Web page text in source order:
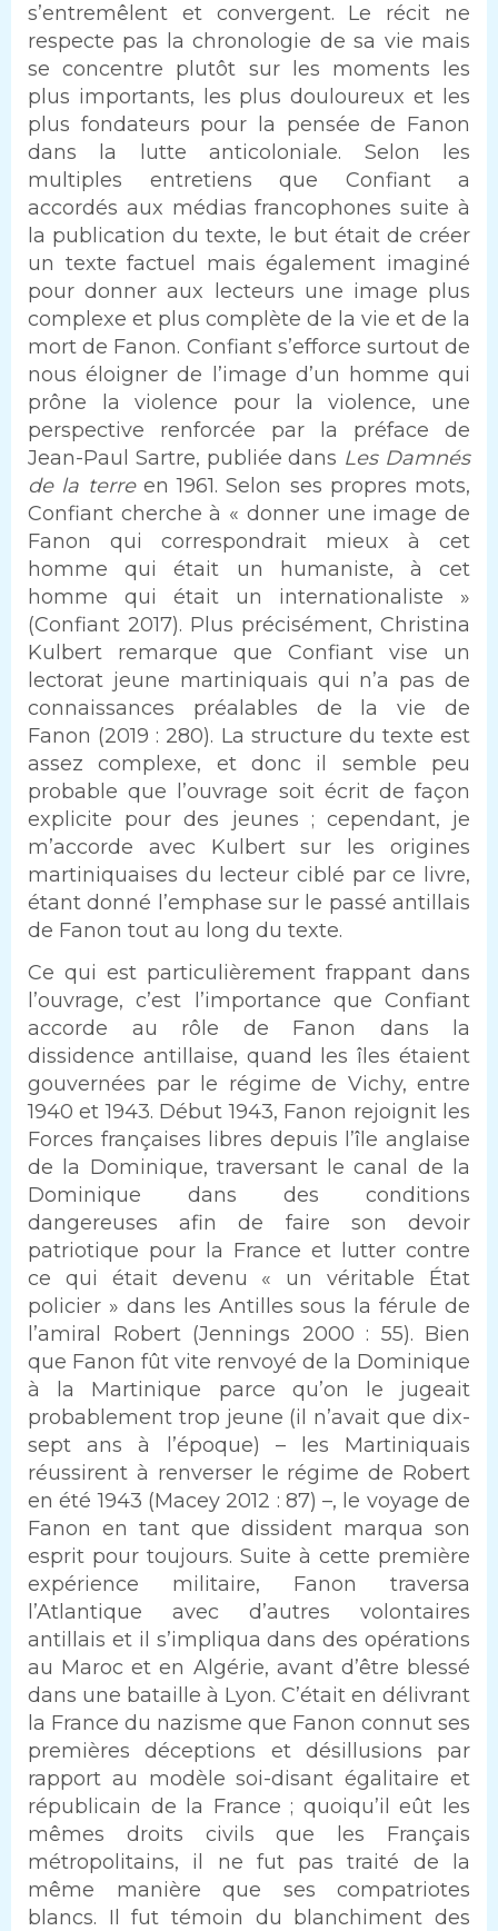
s’entremêlent et convergent. Le récit ne
respecte pas la chronologie de sa vie mais
se concentre plutôt sur les moments les
plus importants, les plus douloureux et les
plus fondateurs pour la pensée de Fanon
dans la lutte anticoloniale. Selon les
multiples entretiens que Confiant a
accordés aux médias francophones suite à
la publication du texte, le but était de créer
un texte factuel mais également imaginé
pour donner aux lecteurs une image plus
complexe et plus complète de la vie et de la
mort de Fanon. Confiant s’efforce surtout de
nous éloigner de l’image d’un homme qui
prône la violence pour la violence, une
perspective renforcée par la préface de
Jean-Paul Sartre, publiée dans Les Damnés
de la terreen 1961. Selon ses propres mots,
Confiant cherche à « donner une image de
Fanon qui correspondrait mieux à cet
homme qui était un humaniste, à cet
homme qui était un internationaliste »
(Confiant 2017). Plus précisément, Christina
Kulbert remarque que Confiant vise un
lectorat jeune martiniquais qui n’a pas de
connaissances préalables de la vie de
Fanon (2019 : 280). La structure du texte est
assez complexe, et donc il semble peu
probable que l’ouvrage soit écrit de façon
explicite pour des jeunes ; cependant, je
m’accorde avec Kulbert sur les origines
martiniquaises du lecteur ciblé par ce livre,
étant donné l’emphase sur le passé antillais
de Fanon tout au long du texte.
Ce qui est particulièrement frappant dans
l’ouvrage, c’est l’importance que Confiant
accorde au rôle de Fanon dans la
dissidence antillaise, quand les îles étaient
gouvernées par le régime de Vichy, entre
1940 et 1943. Début 1943, Fanon rejoignit les
Forces françaises libres depuis l’île anglaise
de la Dominique, traversant le canal de la
Dominique dans des conditions
dangereuses afin de faire son devoir
patriotique pour la France et lutter contre
ce qui était devenu « un véritable État
policier » dans les Antilles sous la férule de
l’amiral Robert (Jennings 2000 : 55). Bien
que Fanon fût vite renvoyé de la Dominique
à la Martinique parce qu’on le jugeait
probablement trop jeune (il n’avait que dix-
sept ans à l’époque) – les Martiniquais
réussirent à renverser le régime de Robert
en été 1943 (Macey 2012 : 87) –, le voyage de
Fanon en tant que dissident marqua son
esprit pour toujours. Suite à cette première
expérience militaire, Fanon traversa
l’Atlantique avec d’autres volontaires
antillais et il s’impliqua dans des opérations
au Maroc et en Algérie, avant d’être blessé
dans une bataille à Lyon. C’était en délivrant
la France du nazisme que Fanon connut ses
premières déceptions et désillusions par
rapport au modèle soi-disant égalitaire et
républicain de la France ; quoiqu’il eût les
mêmes droits civils que les Français
métropolitains, il ne fut pas traité de la
même manière que ses compatriotes
blancs. Il fut témoin du blanchiment des